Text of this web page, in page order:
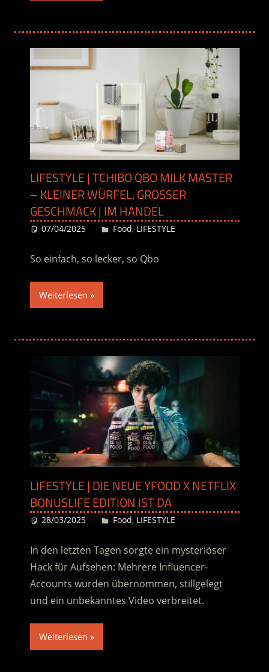
LIFESTYLE | TCHIBO QBO MILK MASTER
– KLEINER WÜRFEL, GROSSER G
ESCHMACK | IM HANDEL
07/04/2025 Desiree
Food, LIFESTYLE
So einfach, so lecker, so Qbo
Weiterlesen
LIFESTYLE | DIE NEUE YFOOD X NETFLIX
BONUSLIFE EDITION IST DA
28/03/2025 Desiree
Food, LIFESTYLE
In den letzten Tagen sorgte ein mysteriöser
Hack für Aufsehen: Mehrere Influencer-
Accounts wurden übernommen, stillgelegt
und ein unbekanntes Video verbreitet.
Weiterlesen